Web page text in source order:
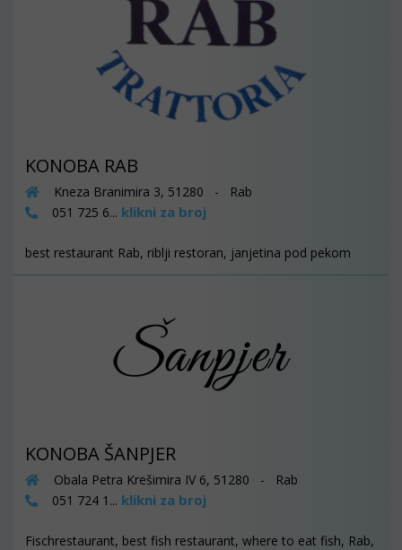
KONOBA RAB
Kneza Branimira 3, 51280 - Rab
051 725 6... klikni za broj
best restaurant Rab, riblji restoran, janjetina pod pekom
KONOBA ŠANPJER
Obala Petra Krešimira IV 6, 51280 - Rab
051 724 1... klikni za broj
Fischrestaurant, best fish restaurant, where to eat fish, Rab,